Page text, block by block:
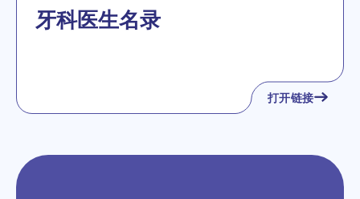
牙科医生名录
打开链接